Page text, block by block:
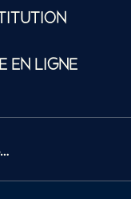
EN LIGNE
la Philharmonie de Paris